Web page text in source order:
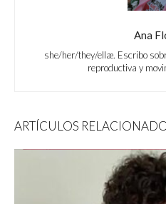
Ana
she/her/they/ellæ. Escribo
reproductiva y
ARTÍCULOS